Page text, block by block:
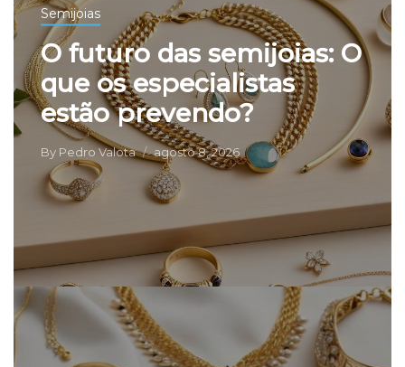
Semijoias
O futuro das semijoias: O
que os especialistas
estão prevendo?
By Pedro Valota agosto 8, 2026